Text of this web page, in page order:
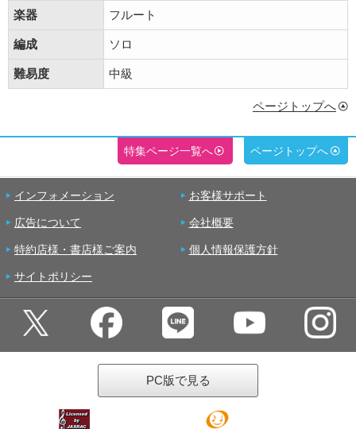
楽器 フルート
編成 ソロ
難易度 中級
ページトップへ
特集ページ一覧へ ページトップへ
インフォメーション お客様サポート
広告について 会社概要
特約店様・書店様ご案内 個人情報保護方針
サイトポリシー
PC版で見る